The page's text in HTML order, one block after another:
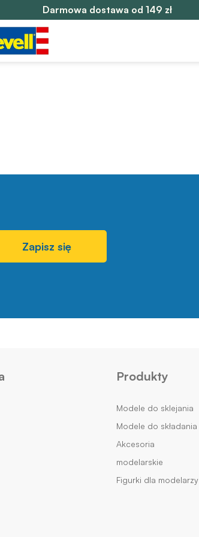
Darmowa dostawa od 149 zł
Zapisz się
Produkty
Modele do sklejania
Modele do składania
Akcesoria
modelarskie
Figurki dla modelarzy